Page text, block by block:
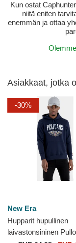
Kun ostat
niitä eniten
enemmän ja ottaa
Asiakkaat, jotka
-30%
New Era
Hupparit hupullinen
laivastonsininen